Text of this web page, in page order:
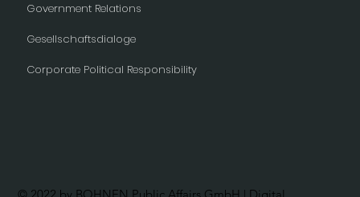
Government Relations
Gesellschaftsdialoge
Corporate Political Responsibility